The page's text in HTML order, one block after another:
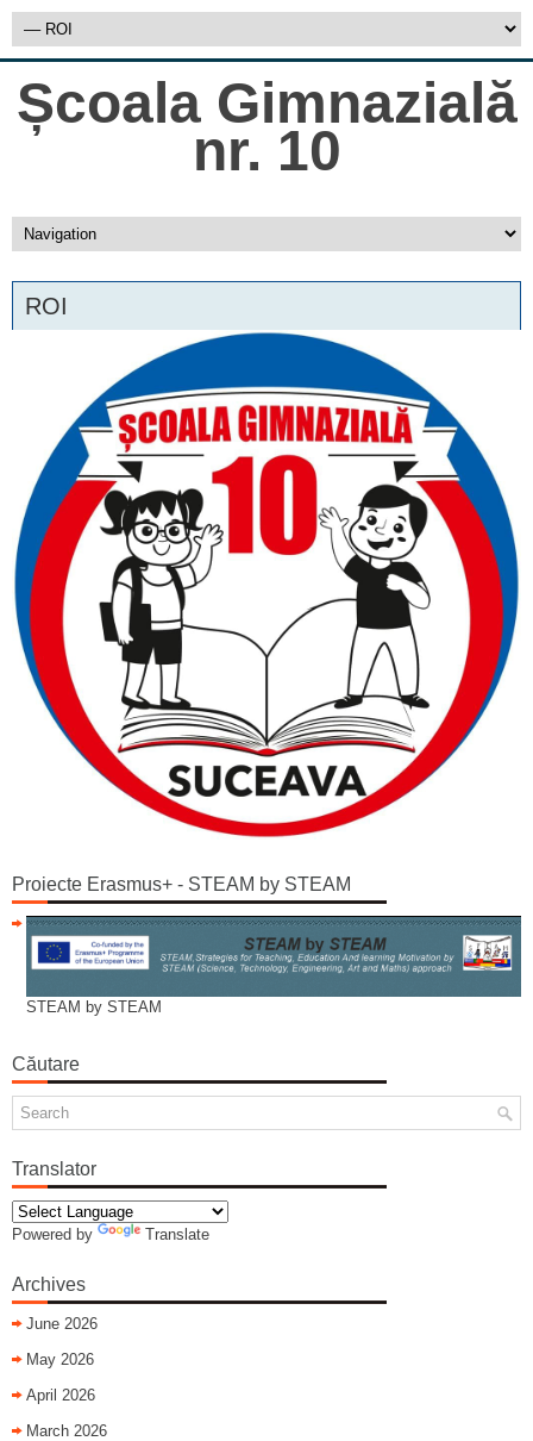
Școala Gimnazială
nr. 10
ROI
Proiecte Erasmus+ - STEAM by STEAM
STEAM by STEAM
Căutare
Translator
Powered by Translate
Archives
June 2026
May 2026
April 2026
March 2026